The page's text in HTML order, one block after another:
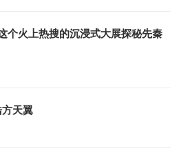
个火上热搜的沉浸式大展探秘先秦
天翼